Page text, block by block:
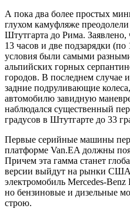
А пока два более простых
глухом камуфляже
Штутгарта до Рима. Заявлено,
13 часов и две подзарядки
условия были самыми
альпийских горных
городов. В последнем случае
задние подруливающие
автомобилю завидную
наблюдался существенный
градусов в Штутгарте до 33
Первые серийные машины
платформе Van.EA должны
Причем эта гамма станет
версии выйдут на рынки
электромобиль Mercedes-Benz
но бензиновые и дизельные
строю.